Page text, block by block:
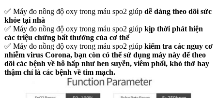
✅ Máy đo nồng độ oxy trong máu spo2 giúp dễ dàng theo dõi sức
khỏe tại nhà
✅ Máy đo nồng độ oxy trong máu spo2 giúp kịp thời phát hiện
các triệu chứng bất thường của cơ thể
✅ Máy đo nồng độ oxy trong máu spo2 giúp kiểm tra các nguy cơ
nhiễm virus Corona, bạn còn có thể sử dụng máy này để theo
dõi các bệnh về hô hấp như hen suyễn, viêm phổi, khó thở hay
thậm chí là các bệnh về tim mạch.